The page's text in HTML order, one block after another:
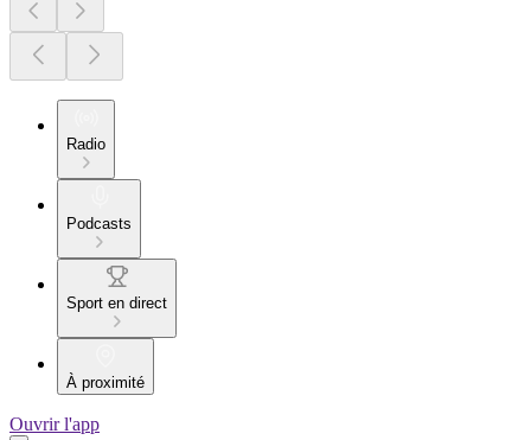
Radio
Podcasts
Sport en direct
À proximité
Ouvrir l'app